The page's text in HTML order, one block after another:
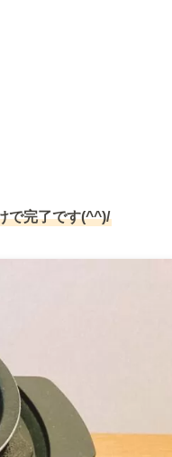
で完了です(^^)/